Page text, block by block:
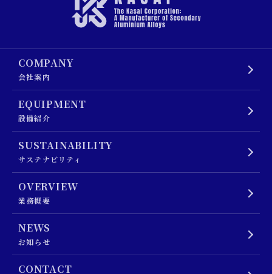
COMPANY
会社案内
EQUIPMENT
設備紹介
SUSTAINABILITY
サステナビリティ
OVERVIEW
業務概要
NEWS
お知らせ
CONTACT